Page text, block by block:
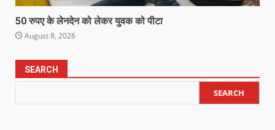
50 रुपए के लेनदेन को लेकर युवक को पीटा
August 8, 2026
SEARCH
SEARCH